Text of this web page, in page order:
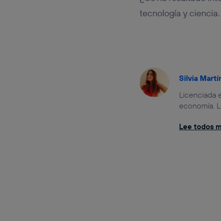
tecnología y ciencia.
Silvia
Licenciada
economía.
Lee todos